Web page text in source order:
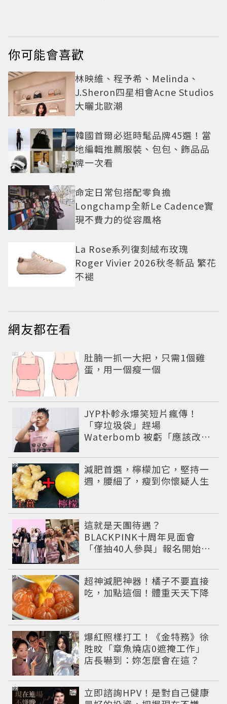
你可能會喜歡
林映維、程予希、Melinda、
J.Sheron四星相會Acne Studios
大曬北歐潮
韓國首爾必逛時髦品牌45選！當
地編輯推薦服裝、包包、飾品品
牌一次看
命定日常包搭配零負擔
Longchamp全新Le Cadence實
現不費力的從容風格
La Rose系列復刻絨布玫瑰
Roger Vivier 2026秋冬新品 繁花
不褪
網友都在看
肚腩一抓一大把，只需1個雞
蛋，用一個瘦一個
PR
JYP朴軫永爆笑短片瘋傳！
「穿垃圾袋」趕場
Waterbomb 被虧「應該改名
減肥首選，檸檬加它，堅持一
週，腰細了，瘦到你懷疑人生
PR
這就是天團待遇？
BLACKPINK十周年見面會
「僅抽40人參與」報名開始到
超神減肥神器！橘子不要直接
吃，加點這個！體重天天下降
PR
爆紅照樣打工！《金特務》徐
貹旼「章魚燒店0遮掩工作」
店長嚇到：妳怎麼會在這？
立即諮詢HPV！是對自己健康
PR